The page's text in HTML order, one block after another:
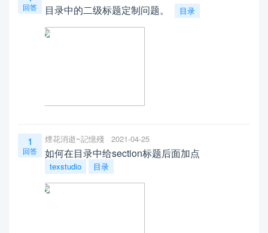
回答 目录中的二级标题定制问题。 目录
1
回答
煙花消逝~記憶殘 2021-04-25
如何在目录中给section标题后面加点
texstudio 目录